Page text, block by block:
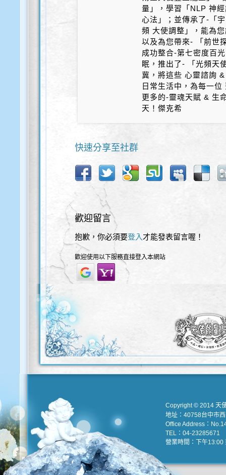
量」，學習「NLP 神
心法」；並傳承了-「
頻 大使調整」，能為
以及為您帶來- 「前世
成功整合-第七密度百
眠，推出了- 「光頻天
冀，將這些 心靈諮詢
日常生活中，為每一
更多的-靈魂天賦 & 生
天！傑克希
快速分享至社群
歡迎留言
抱歉，你必須要登入 才能發表留言喔！
歡迎使用以下服務直接登入本網站
Copyright © 2014 天
地址：40758台中市
Office Address：
TEL：04-23285671
營業時間：下午13:00